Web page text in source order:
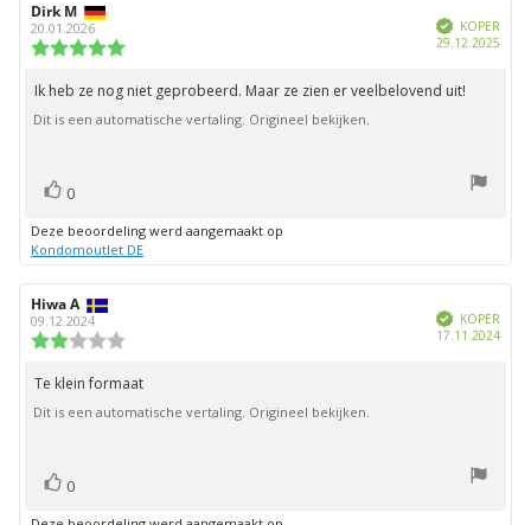
Auteur
van
deze
beoordeling:
Dirk M
20.01.2026
uit
5
sterren
Geverifieerd
KOPER
29.12.2025
Beoordelingstekst:
Ik heb ze nog niet geprobeerd. Maar ze zien er veelbelovend uit!
Dit is een automatische vertaling. Origineel bekijken.
Stem
omhoog
0
Deze beoordeling werd aangemaakt op
Kondomoutlet DE
Auteur
van
deze
beoordeling:
Hiwa A
09.12.2024
uit
5
sterren
Geverifieerd
KOPER
17.11.2024
Beoordelingstekst:
Te klein formaat
Dit is een automatische vertaling. Origineel bekijken.
Stem
omhoog
0